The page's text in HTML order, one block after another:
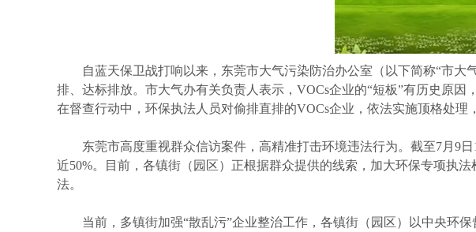
自蓝天保卫战打响以来，东莞市大气污染防治办公室（以下简称“市大
排、达标排放。市大气办有关负责人表示，VOCs企业的“短板”有历史原
在督查行动中，环保执法人员对偷排直排的VOCs企业，依法实施顶格处
东莞市高度重视群众信访案件，高精准打击环境违法行为。截至7月9日
近50%。目前，各镇街（园区）正根据群众提供的线索，加大环保专项执
法。
当前，多镇街加强“散乱污”企业整治工作，各镇街（园区）以中央环保